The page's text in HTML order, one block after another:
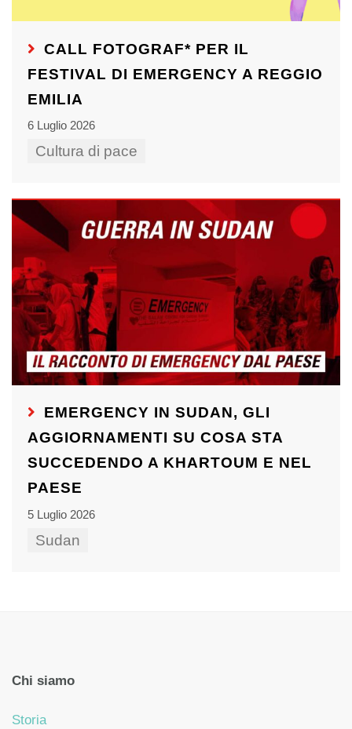
CALL FOTOGRAF* PER IL
FESTIVAL DI EMERGENCY A REGGIO
EMILIA
6 Luglio 2026
Cultura di pace
EMERGENCY IN SUDAN, GLI
AGGIORNAMENTI SU COSA STA
SUCCEDENDO A KHARTOUM E NEL
PAESE
5 Luglio 2026
Sudan
Chi siamo
Storia